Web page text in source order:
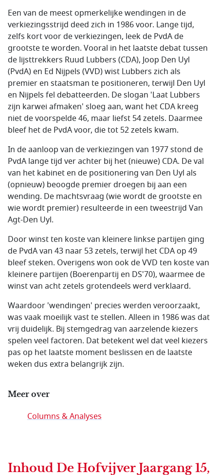
Een van de meest opmerkelijke wendingen in de
verkiezingsstrijd deed zich in 1986 voor. Lange tijd,
zelfs kort voor de verkiezingen, leek de PvdA de
grootste te worden. Vooral in het laatste debat tussen
de lijsttrekkers Ruud Lubbers (CDA), Joop Den Uyl
(PvdA) en Ed Nijpels (VVD) wist Lubbers zich als
premier en staatsman te positioneren, terwijl Den Uyl
en Nijpels fel debatteerden. De slogan 'Laat Lubbers
zijn karwei afmaken' sloeg aan, want het CDA kreeg
niet de voorspelde 46, maar liefst 54 zetels. Daarmee
bleef het de PvdA voor, die tot 52 zetels kwam.
In de aanloop van de verkiezingen van 1977 stond de
PvdA lange tijd ver achter bij het (nieuwe) CDA. De val
van het kabinet en de positionering van Den Uyl als
(opnieuw) beoogde premier droegen bij aan een
wending. De machtsvraag (wie wordt de grootste en
wie wordt premier) resulteerde in een tweestrijd Van
Agt-Den Uyl.
Door winst ten koste van kleinere linkse partijen ging
de PvdA van 43 naar 53 zetels, terwijl het CDA op 49
bleef steken. Overigens won ook de VVD ten koste van
kleinere partijen (Boerenpartij en DS'70), waarmee de
winst van acht zetels grotendeels werd verklaard.
Waardoor 'wendingen' precies werden veroorzaakt,
was vaak moeilijk vast te stellen. Alleen in 1986 was dat
vrij duidelijk. Bij stemgedrag van aarzelende kiezers
spelen veel factoren. Dat betekent wel dat veel kiezers
pas op het laatste moment beslissen en de laatste
weken dus extra belangrijk zijn.
Meer over
Columns & Analyses
Inhoud De Hofvijver Jaargang 15,